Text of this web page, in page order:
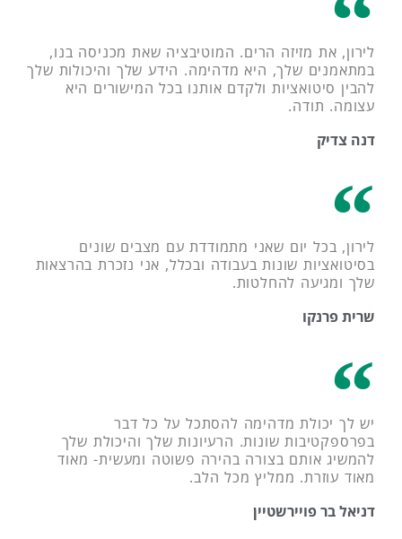
לירון, את מזיזה הרים. המוטיבציה שאת מכניסה בנו,
במתאמנים שלך, היא מדהימה. הידע שלך והיכולות שלך
להבין סיטואציות ולקדם אותנו בכל המישורים היא
עצומה. תודה.
דנה צדיק
לירון, בכל יום שאני מתמודדת עם מצבים שונים
בסיטואציות שונות בעבודה ובכלל, אני נזכרת בהרצאות
שלך ומגיעה להחלטות.
שרית פרנקו
יש לך יכולת מדהימה להסתכל על כל דבר
בפרספקטיבות שונות. הרעיונות שלך והיכולת שלך
להמשיג אותם בצורה בהירה פשוטה ומעשית- מאוד
מאוד עוזרת. ממליץ מכל הלב.
דניאל בר פויירשטיין